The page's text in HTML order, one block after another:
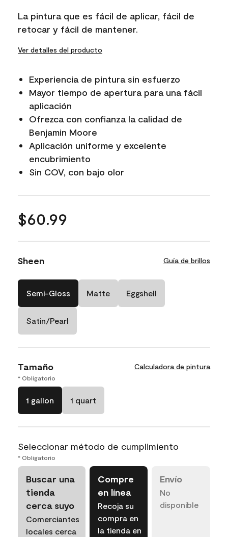
link.
La pintura que es fácil de aplicar, fácil de
retocar y fácil de mantener.
Ver detalles del producto
Experiencia de pintura sin esfuerzo
Mayor tiempo de apertura para una fácil
aplicación
Ofrezca con confianza la calidad de
Benjamin Moore
Aplicación uniforme y excelente
encubrimiento
Sin COV, con bajo olor
$60.99
Sheen Guía de brillos
Semi-Gloss Matte Eggshell
Satin/Pearl
Tamaño Calculadora de pintura
* Obligatorio
1 gallon 1 quart
Seleccionar método de cumplimiento
* Obligatorio
Buscar una
tienda
cerca suyo
Comerciantes
locales cerca
Compre
en línea
Recoja su
compra en
la tienda en
Envío
No
disponible